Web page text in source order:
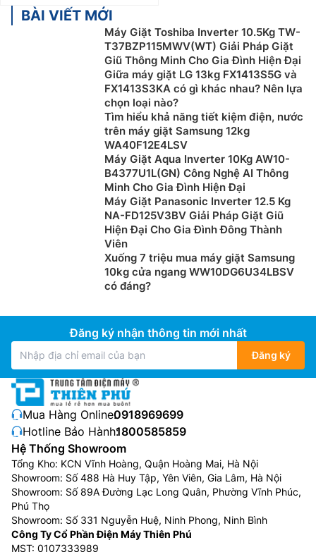
BÀI VIẾT MỚI
Máy Giặt Toshiba Inverter 10.5Kg TW-
T37BZP115MWV(WT) Giải Pháp Giặt
Giũ Thông Minh Cho Gia Đình Hiện Đại
Giữa máy giặt LG 13kg FX1413S5G và
FX1413S3KA có gì khác nhau? Nên lựa
chọn loại nào?
Tìm hiểu khả năng tiết kiệm điện, nước
trên máy giặt Samsung 12kg
WA40F12E4LSV
Máy Giặt Aqua Inverter 10Kg AW10-
B4377U1L(GN) Công Nghệ AI Thông
Minh Cho Gia Đình Hiện Đại
Máy Giặt Panasonic Inverter 12.5 Kg
NA-FD125V3BV Giải Pháp Giặt Giũ
Hiện Đại Cho Gia Đình Đông Thành
Viên
Xuống 7 triệu mua máy giặt Samsung
10kg cửa ngang WW10DG6U34LBSV
có đáng?
Đăng ký nhận thông tin mới nhất
Đăng ký
Mua Hàng Online:0918969699
Hotline Bảo Hành:1800585859
Hệ Thống Showroom
Tổng Kho: KCN Vĩnh Hoàng, Quận Hoàng Mai, Hà Nội
Showroom: Số 488 Hà Huy Tập, Yên Viên, Gia Lâm, Hà Nội
Showroom: Số 89A Đường Lạc Long Quân, Phường Vĩnh Phúc,
Phú Thọ
Showroom: Số 331 Nguyễn Huệ, Ninh Phong, Ninh Bình
Công Ty Cổ Phần Điện Máy Thiên Phú
MST: 0107333989